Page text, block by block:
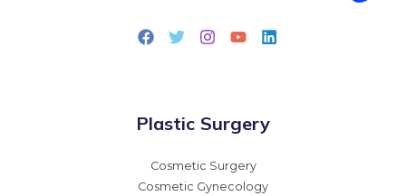
Plastic Surgery
Cosmetic Surgery
Cosmetic Gynecology